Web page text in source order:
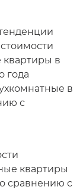
квартиры в
года
в
с
квартиры
сравнению с